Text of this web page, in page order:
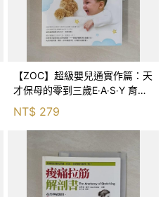
【ZOC】超級嬰兒通實作篇：天
才保母的零到三歲E‧A‧S‧Y 育兒
法_崔西‧霍格, 梅琳達‧貝樂, 蔡孟
儒
NT$ 279